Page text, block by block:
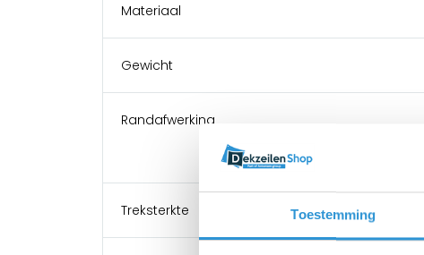
Toestemming
Materiaal
Gewicht
Randafwerking
Treksterkte